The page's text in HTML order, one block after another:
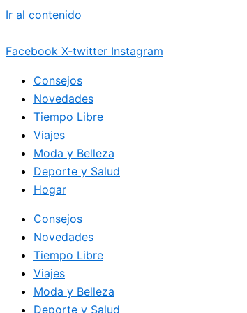
Ir al contenido
Facebook X-twitter Instagram
Consejos
Novedades
Tiempo Libre
Viajes
Moda y Belleza
Deporte y Salud
Hogar
Consejos
Novedades
Tiempo Libre
Viajes
Moda y Belleza
Deporte y Salud